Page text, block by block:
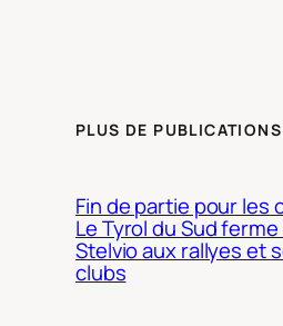
PLUS DE PUBLICATIONS
Fin de partie pour les
Le Tyrol du Sud
Stelvio aux rallyes et
clubs